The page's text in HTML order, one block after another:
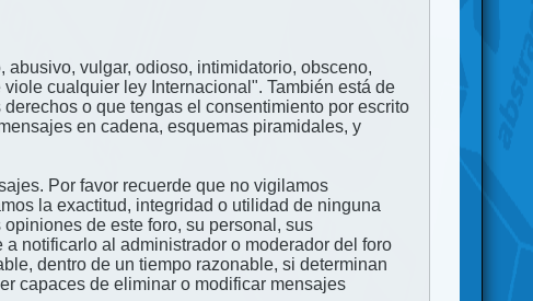
vulgar, odioso, intimidatorio, obsceno,
cualquier ley Internacional". También está de
o que tengas el consentimiento por escrito
en cadena, esquemas piramidales, y
Por favor recuerde que no vigilamos
la exactitud, integridad o utilidad de ninguna
de este foro, su personal, sus
notificarlo al administrador o moderador del foro
dentro de un tiempo razonable, si determinan
capaces de eliminar o modificar mensajes